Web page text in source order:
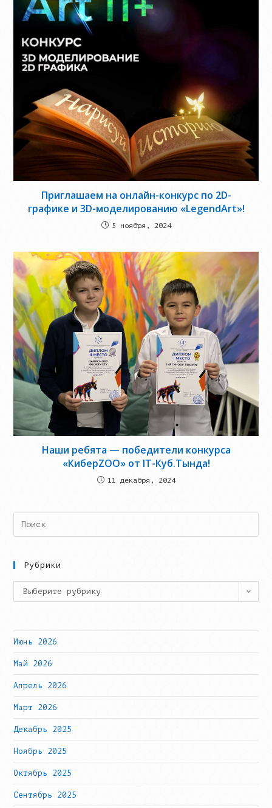
Приглашаем на онлайн-конкурс по 2D-
графике и 3D-моделированию «LegendArt»!
5 ноября, 2024
Наши ребята — победители конкурса
«КиберZOO» от IT-Куб.Тында!
11 декабря, 2024
Search
this
Рубрики
Рубрики
Выберите рубрику
Июнь 2026
Май 2026
Апрель 2026
Март 2026
Декабрь 2025
Ноябрь 2025
Октябрь 2025
Сентябрь 2025